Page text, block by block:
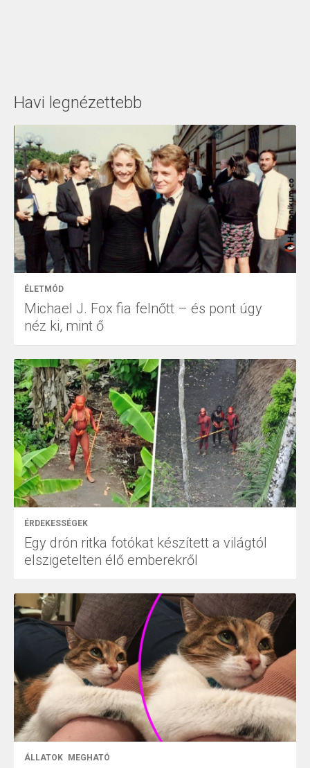
Havi legnézettebb
ÉLETMÓD
Michael J. Fox fia felnőtt – és pont úgy
néz ki, mint ő
ÉRDEKESSÉGEK
Egy drón ritka fotókat készített a világtól
elszigetelten élő emberekről
ÁLLATOK MEGHATÓ